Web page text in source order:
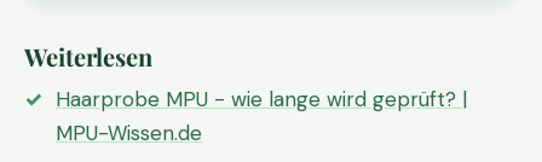
Weiterlesen
Haarprobe MPU - wie lange wird geprüft? |
MPU-Wissen.de